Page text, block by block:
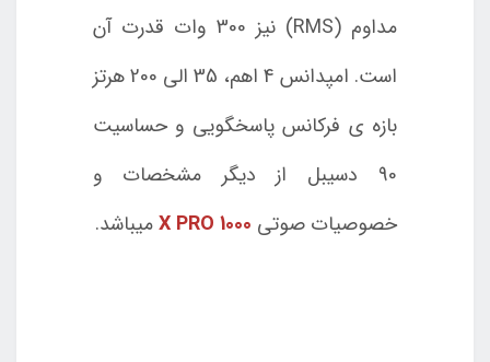
مداوم (RMS) نیز 300 وات قدرت آن
است. امپدانس 4 اهم، 35 الی 200 هرتز
بازه ی فرکانس پاسخگویی و حساسیت
90 دسیبل از دیگر مشخصات و
خصوصیات صوتی X PRO 1000میباشد.